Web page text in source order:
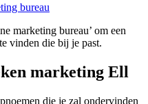
bureau
marketing bureau’ om een
vinden die bij je past.
marketing Ell
die je zal ondervinden